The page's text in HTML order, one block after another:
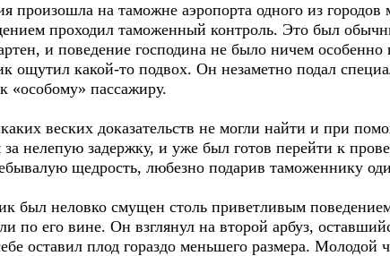
произошла на таможне аэропорта одного из
проходил таможенный контроль. Это был
и поведение господина не было ничем
ощутил какой-то подвох. Он незаметно подал
«особому» пассажиру.
веских доказательств не могли найти и при
за нелепую задержку, и уже был готов перейти к
щедрость, любезно подарив таможеннику
был неловко смущен столь приветливым
по его вине. Он взглянул на второй арбуз,
оставил плод гораздо меньшего размера. Молодой